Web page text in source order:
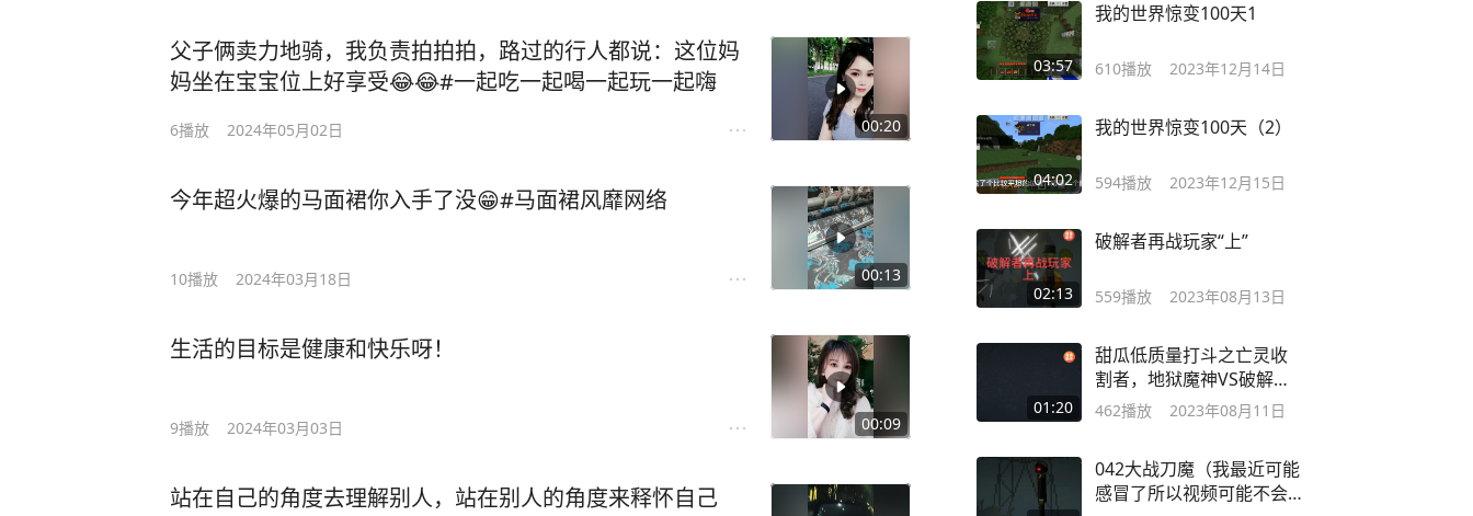
00:20
父子俩卖力地骑，我负责拍拍拍，路过的行人都说：这位妈
妈坐在宝宝位上好享受😂😂#一起吃一起喝一起玩一起嗨
6播放 2024年05月02日
00:13
今年超火爆的马面裙你入手了没😁#马面裙风靡网络
10播放 2024年03月18日
00:09
生活的目标是健康和快乐呀！
9播放 2024年03月03日
站在自己的角度去理解别人，站在别人的角度来释怀自己
03:57
我的世界惊变100天1
610播放 2023年12月14日
04:02
我的世界惊变100天（2）
594播放 2023年12月15日
02:13
破解者再战玩家“上”
559播放 2023年08月13日
01:20
甜瓜低质量打斗之亡灵收
割者，地狱魔神VS破解者
“上”
462播放 2023年08月11日
042大战刀魔（我最近可能
感冒了所以视频可能不会